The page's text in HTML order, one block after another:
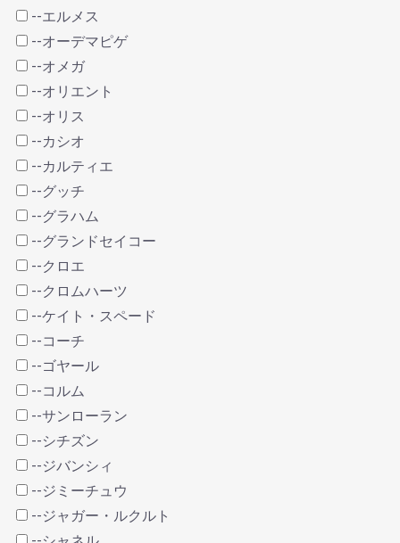
--エルメス
--オーデマピゲ
--オメガ
--オリエント
--オリス
--カシオ
--カルティエ
--グッチ
--グラハム
--グランドセイコー
--クロエ
--クロムハーツ
--ケイト・スペード
--コーチ
--ゴヤール
--コルム
--サンローラン
--シチズン
--ジバンシィ
--ジミーチュウ
--ジャガー・ルクルト